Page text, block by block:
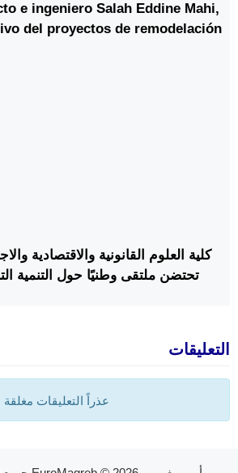
e ingeniero Salah Eddine Mahi,
del proyectos de remodelación
كلية العلوم القانونية والاقتصادية
تحتضن ملتقى وطنيًا حول التنمية
التعليقات
عذراً التعليقات مغلقة